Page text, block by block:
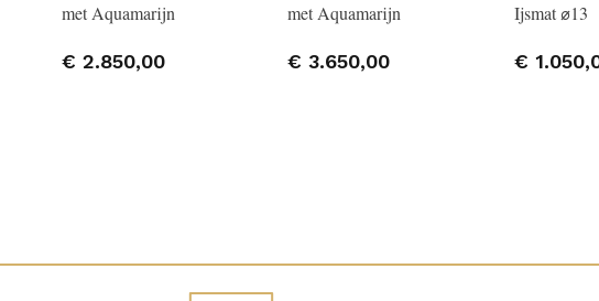
met Aquamarijn
€ 2.850,00
met Aquamarijn
€ 3.650,00
Ijsmat ⌀13
€